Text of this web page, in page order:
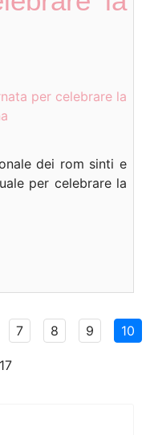
dei rom sinti e
per celebrare la
7 8 9 10